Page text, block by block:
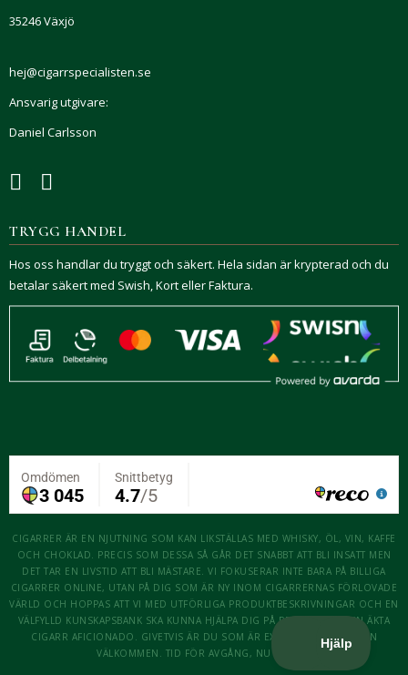
35246 Växjö
hej@cigarrspecialisten.se
Ansvarig utgivare:
Daniel Carlsson
TRYGG HANDEL
Hos oss handlar du tryggt och säkert. Hela sidan är krypterad och du
betalar säkert med Swish, Kort eller Faktura.
CIGARRER ÄR EN NJUTNING SOM KAN LIKSTÄLLAS MED WHISKY, ÖL, VIN, KAFFE
OCH CHOKLAD. PRECIS SOM DESSA SÅ GÅR DET SNABBT ATT BLI INSATT MEN
DET TAR EN LIVSTID ATT BLI MÄSTARE. VI FOKUSERAR INTE BARA PÅ BILLIGA
CIGARRER ONLINE, UTAN PÅ DIG SOM ÄR NY INOM CIGARRERNAS FÖRLOVADE
VÄRLD OCH HOPPAS ATT VI MED UTFÖRLIGA PRODUKTBESKRIVNINGAR OCH EN
VÄLFYLLD KUNSKAPSBANK SKA KUNNA HJÄLPA DIG PÅ RESAN ATT BLI EN ÄKTA
CIGARR AFICIONADO. GIVETVIS ÄR DU SOM ÄR EXPERT OCKSÅ MER ÄN
VÄLKOMMEN. TID FÖR AVGÅNG, NU KÖR VI!